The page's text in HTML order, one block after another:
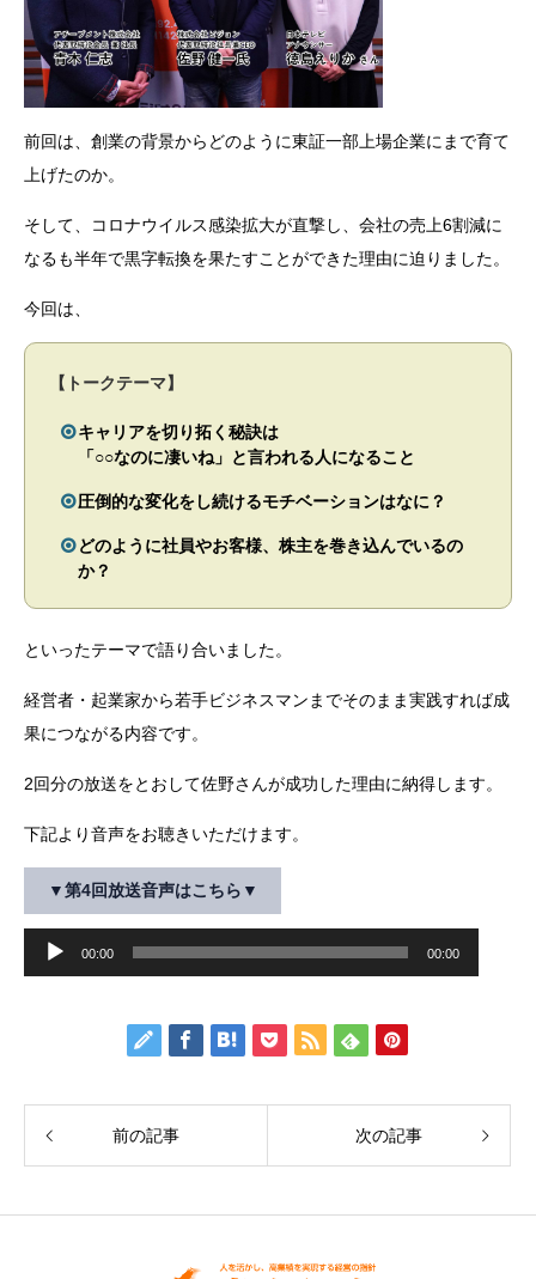
前回は、 創業の背景からどのように東証一部上場企業にまで育て
上げたのか。
そして、コロナウイルス感染拡大が直撃し、 会社の売上6割減に
なるも半年で黒字転換を果たすことができた理由に迫りました。
今回は、
【トークテーマ】
キャリアを切り拓く秘訣は
「○○なのに凄いね」と言われる人になること
圧倒的な変化をし続けるモチベーションはなに？
どのように社員やお客様、株主を巻き込んでいるの
か？
といったテーマで語り合いました。
経営者・起業家から若手ビジネスマンまでそのまま実践すれば成
果につながる内容です。
2回分の放送をとおして佐野さんが成功した理由に納得します。
下記より音声をお聴きいただけます。
▼第4回放送音声はこちら▼
音
プ
00:00 00:00
前の記事 次の記事